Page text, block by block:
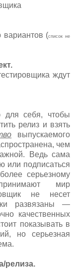
вариантов (список не
ждут
для себя, чтобы
релиз и взять
выпускаемого
чем
Ведь сама
или подписаться
серьезному
мир
не несет
развязаны —
качественных
показывать в
но серьезная
релиза.